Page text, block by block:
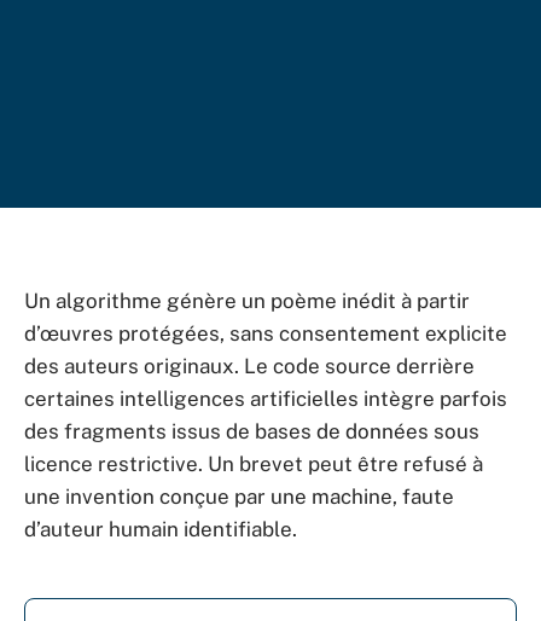
Un algorithme génère un poème inédit à partir
d’œuvres protégées, sans consentement explicite
des auteurs originaux. Le code source derrière
certaines intelligences artificielles intègre parfois
des fragments issus de bases de données sous
licence restrictive. Un brevet peut être refusé à
une invention conçue par une machine, faute
d’auteur humain identifiable.